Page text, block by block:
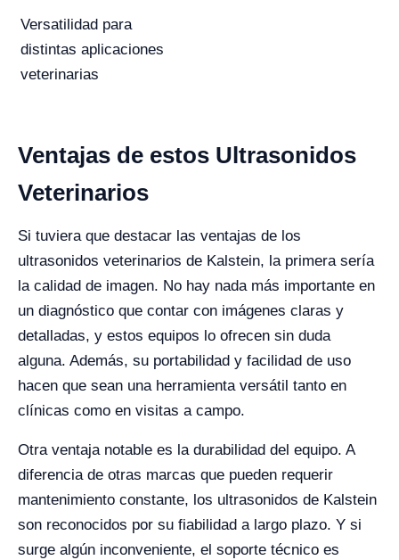
Versatilidad para
distintas aplicaciones
veterinarias
Ventajas de estos Ultrasonidos
Veterinarios
Si tuviera que destacar las ventajas de los
ultrasonidos veterinarios de Kalstein, la primera sería
la calidad de imagen. No hay nada más importante en
un diagnóstico que contar con imágenes claras y
detalladas, y estos equipos lo ofrecen sin duda
alguna. Además, su portabilidad y facilidad de uso
hacen que sean una herramienta versátil tanto en
clínicas como en visitas a campo.
Otra ventaja notable es la durabilidad del equipo. A
diferencia de otras marcas que pueden requerir
mantenimiento constante, los ultrasonidos de Kalstein
son reconocidos por su fiabilidad a largo plazo. Y si
surge algún inconveniente, el soporte técnico es